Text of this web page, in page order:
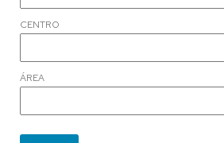
CENTRO
ÁREA